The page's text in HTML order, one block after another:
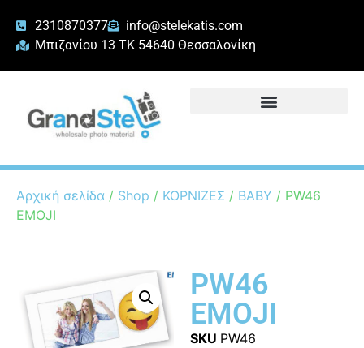
2310870377
info@stelekatis.com
Μπιζανίου 13 ΤΚ 54640 Θεσσαλονίκη
Αρχική σελίδα / Shop / ΚΟΡΝΙΖΕΣ / BABY / PW46
EMOJI
PW46
EMOJI
SKU PW46